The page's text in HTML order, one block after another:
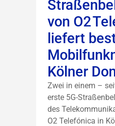
von O2
liefert
Kölner
Zwei in einem –
erste 5G-
des
O2 Telefónica in